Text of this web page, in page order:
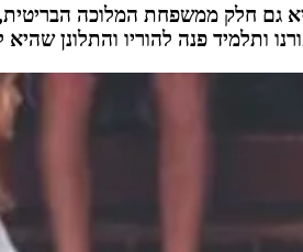
גם חלק ממשפחת המלוכה
ותלמיד פנה להוריו והתלונן